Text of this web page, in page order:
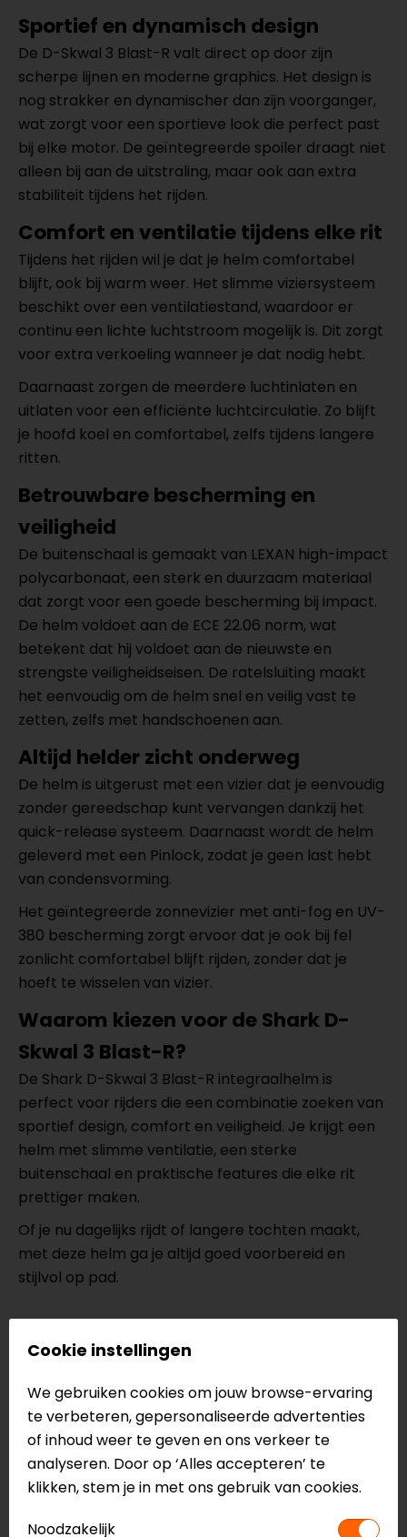
Sportief en dynamisch design
De D-Skwal 3 Blast-R valt direct op door zijn
scherpe lijnen en moderne graphics. Het design is
nog strakker en dynamischer dan zijn voorganger,
wat zorgt voor een sportieve look die perfect past
bij elke motor. De geïntegreerde spoiler draagt niet
alleen bij aan de uitstraling, maar ook aan extra
stabiliteit tijdens het rijden.
Comfort en ventilatie tijdens elke rit
Tijdens het rijden wil je dat je helm comfortabel
blijft, ook bij warm weer. Het slimme viziersysteem
beschikt over een ventilatiestand, waardoor er
continu een lichte luchtstroom mogelijk is. Dit zorgt
voor extra verkoeling wanneer je dat nodig hebt.
Daarnaast zorgen de meerdere luchtinlaten en
uitlaten voor een efficiënte luchtcirculatie. Zo blijft
je hoofd koel en comfortabel, zelfs tijdens langere
ritten.
Betrouwbare bescherming en
veiligheid
De buitenschaal is gemaakt van LEXAN high-impact
polycarbonaat, een sterk en duurzaam materiaal
dat zorgt voor een goede bescherming bij impact.
De helm voldoet aan de ECE 22.06 norm, wat
betekent dat hij voldoet aan de nieuwste en
strengste veiligheidseisen. De ratelsluiting maakt
het eenvoudig om de helm snel en veilig vast te
zetten, zelfs met handschoenen aan.
Altijd helder zicht onderweg
De helm is uitgerust met een vizier dat je eenvoudig
zonder gereedschap kunt vervangen dankzij het
quick-release systeem. Daarnaast wordt de helm
geleverd met een Pinlock, zodat je geen last hebt
van condensvorming.
Het geïntegreerde zonnevizier met anti-fog en UV-
380 bescherming zorgt ervoor dat je ook bij fel
zonlicht comfortabel blijft rijden, zonder dat je
hoeft te wisselen van vizier.
Waarom kiezen voor de Shark D-
Skwal 3 Blast-R?
De Shark D-Skwal 3 Blast-R integraalhelm is
perfect voor rijders die een combinatie zoeken van
sportief design, comfort en veiligheid. Je krijgt een
helm met slimme ventilatie, een sterke
buitenschaal en praktische features die elke rit
prettiger maken.
Of je nu dagelijks rijdt of langere tochten maakt,
met deze helm ga je altijd goed voorbereid en
stijlvol op pad.
Specificaties van de
Integraalhelm
LEXAN™ high-impact polycarbonaat
buitenschaal
Meerdere lucht in- en uitlaten
Geïntegreerde spoiler
ECE 22.06
Cookie instellingen
We gebruiken cookies om jouw browse-ervaring
te verbeteren, gepersonaliseerde advertenties
of inhoud weer te geven en ons verkeer te
analyseren. Door op ‘Alles accepteren’ te
klikken, stem je in met ons gebruik van cookies.
Noodzakelijk